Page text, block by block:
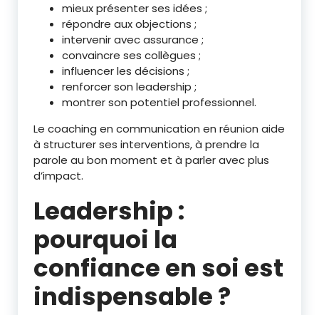
mieux présenter ses idées ;
répondre aux objections ;
intervenir avec assurance ;
convaincre ses collègues ;
influencer les décisions ;
renforcer son leadership ;
montrer son potentiel professionnel.
Le coaching en communication en réunion aide
à structurer ses interventions, à prendre la
parole au bon moment et à parler avec plus
d’impact.
Leadership :
pourquoi la
confiance en soi est
indispensable ?